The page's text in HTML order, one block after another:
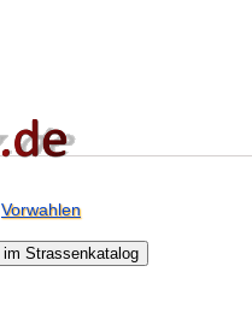
Vorwahlen